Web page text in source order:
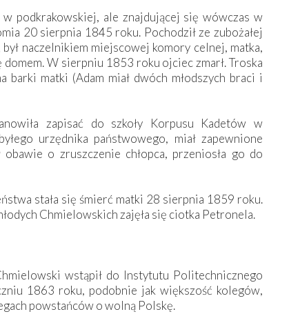
podkrakowskiej, ale znajdującej się wówczas w
20 sierpnia 1845 roku. Pochodził ze zubożałej
naczelnikiem miejscowej komory celnej, matka,
domem. W sierpniu 1853 roku ojciec zmarł. Troska
barki matki (Adam miał dwóch młodszych braci i
zapisać do szkoły Korpusu Kadetów w
urzędnika państwowego, miał zapewnione
o zruszczenie chłopca, przeniosła go do
stała się śmierć matki 28 sierpnia 1859 roku.
Chmielowskich zajęła się ciotka Petronela.
wstąpił do Instytutu Politechnicznego
1863 roku, podobnie jak większość kolegów,
powstańców o wolną Polskę.